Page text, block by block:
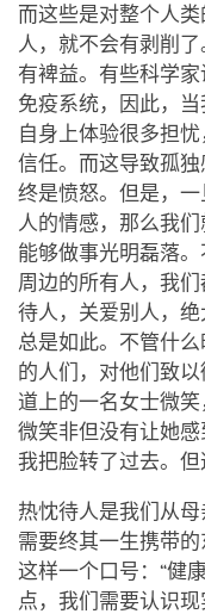
而这些是对整个人
人，就不会有剥削
有裨益。有些科学
免疫系统，因此，
自身上体验很多担
信任。而这导致孤
终是愤怒。但是，
人的情感，那么我
能够做事光明磊落
周边的所有人，我
待人，关爱别人，
总是如此。不管什
的人们，对他们致
道上的一名女士微
微笑非但没有让她
我把脸转了过去。但
热忱待人是我们从
需要终其一生携带
这样一个口号：“健
点，我们需要认识